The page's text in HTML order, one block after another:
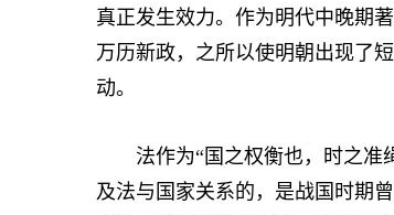
真正发生效力。作为明代中晚期
万历新政，之所以使明朝出现了
动。
法作为“国之权衡也，时之准
及法与国家关系的，是战国时期